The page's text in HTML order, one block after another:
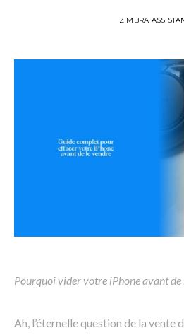
ZIMBRA
Pourquoi vider votre iPhone avant de
Ah, l’éternelle question de la vente